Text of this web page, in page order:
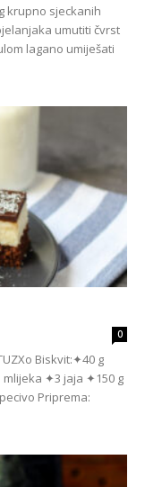
krupno sjeckanih
umutiti čvrst
lagano umi­ješati
0
Biskvit:✦40 g
✦3 jaja ✦150 g
Priprema: